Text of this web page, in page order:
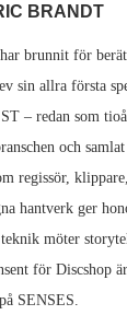
BRANDT
brunnit för
sin allra första
– redan som
och
regissör,
hantverk ger
möter
för Discshop
SENSES.